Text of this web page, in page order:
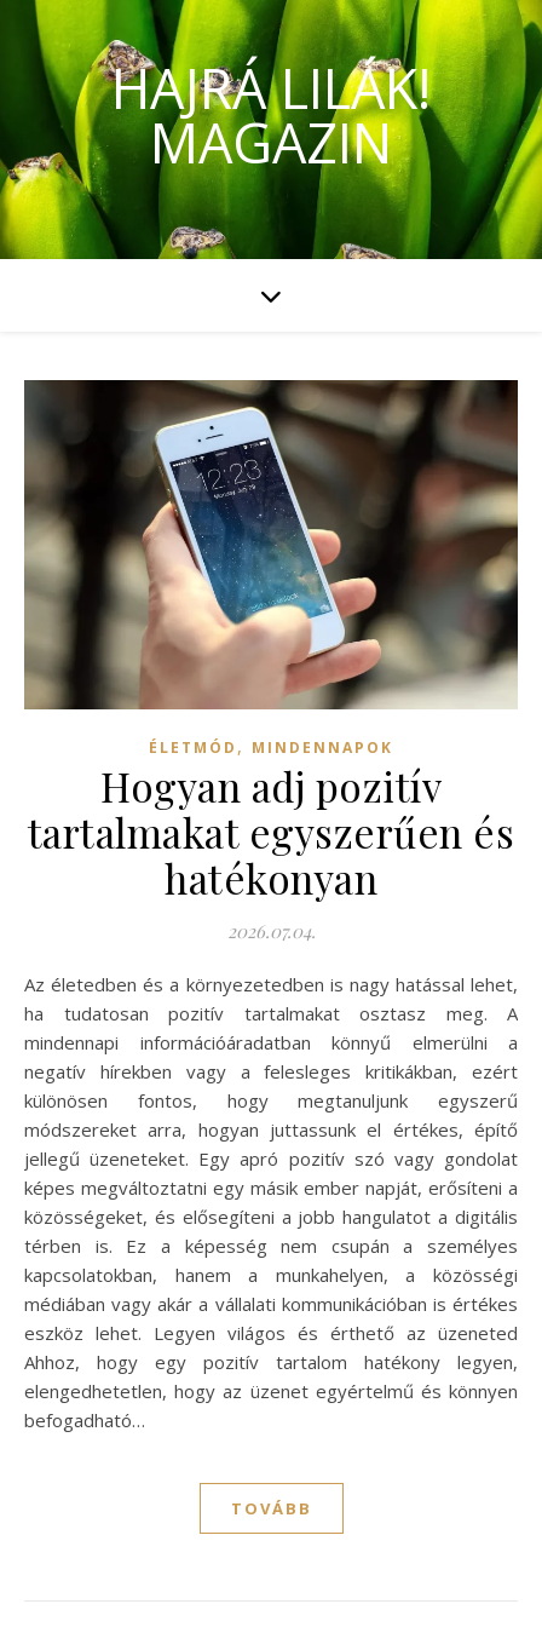
HAJRÁ LILÁK!
MAGAZIN
ÉLETMÓD , MINDENNAPOK
Hogyan adj pozitív
tartalmakat egyszerűen és
hatékonyan
2026.07.04.
Az életedben és a környezetedben is nagy hatással lehet,
ha tudatosan pozitív tartalmakat osztasz meg. A
mindennapi információáradatban könnyű elmerülni a
negatív hírekben vagy a felesleges kritikákban, ezért
különösen fontos, hogy megtanuljunk egyszerű
módszereket arra, hogyan juttassunk el értékes, építő
jellegű üzeneteket. Egy apró pozitív szó vagy gondolat
képes megváltoztatni egy másik ember napját, erősíteni a
közösségeket, és elősegíteni a jobb hangulatot a digitális
térben is. Ez a képesség nem csupán a személyes
kapcsolatokban, hanem a munkahelyen, a közösségi
médiában vagy akár a vállalati kommunikációban is értékes
eszköz lehet. Legyen világos és érthető az üzeneted
Ahhoz, hogy egy pozitív tartalom hatékony legyen,
elengedhetetlen, hogy az üzenet egyértelmű és könnyen
befogadható…
TOVÁBB